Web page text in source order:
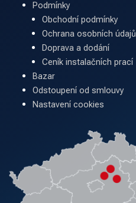
Podmínky
Obchodní podmínky
Ochrana osobních údajů
Doprava a dodání
Ceník instalačních prací
Bazar
Odstoupení od smlouvy
Nastavení cookies